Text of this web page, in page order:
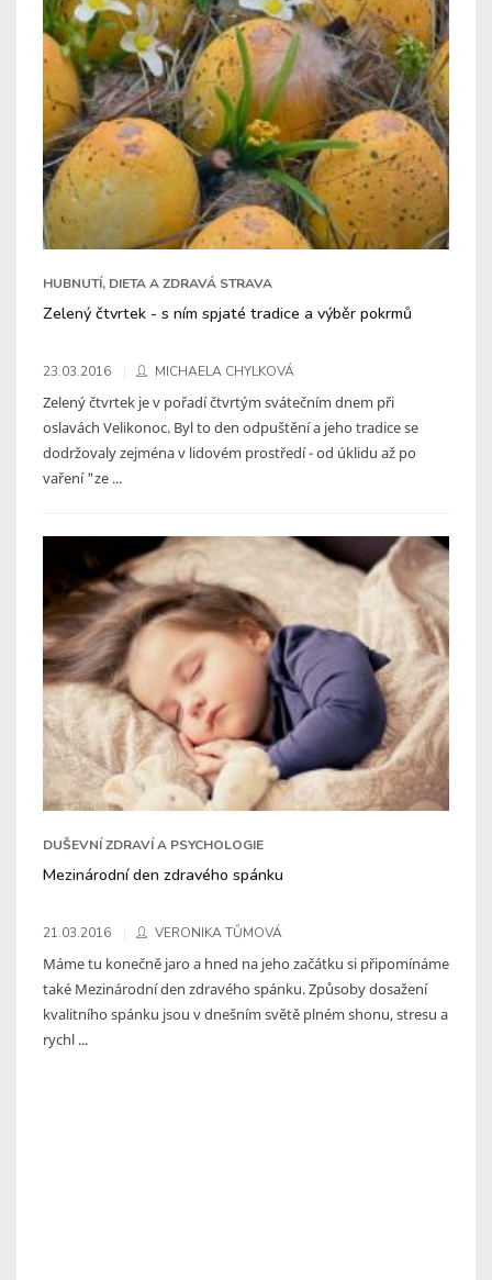
HUBNUTÍ, DIETA A ZDRAVÁ STRAVA
Zelený čtvrtek - s ním spjaté tradice a výběr pokrmů
23.03.2016 MICHAELA CHYLKOVÁ
Zelený čtvrtek je v pořadí čtvrtým svátečním dnem při
oslavách Velikonoc. Byl to den odpuštění a jeho tradice se
dodržovaly zejména v lidovém prostředí - od úklidu až po
vaření "ze ...
DUŠEVNÍ ZDRAVÍ A PSYCHOLOGIE
Mezinárodní den zdravého spánku
21.03.2016 VERONIKA TŮMOVÁ
Máme tu konečně jaro a hned na jeho začátku si připomínáme
také Mezinárodní den zdravého spánku. Způsoby dosažení
kvalitního spánku jsou v dnešním světě plném shonu, stresu a
rychl ...